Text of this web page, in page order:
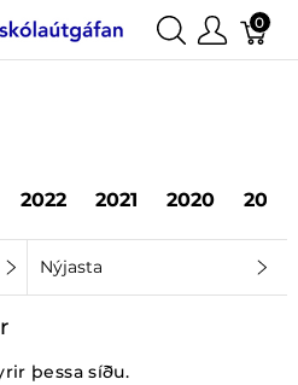
0
2022 2021 2020 2019
Nýjasta
þessa síðu.